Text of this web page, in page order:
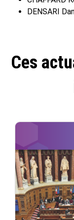
DENSARI
Ces